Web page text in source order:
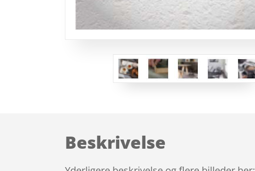
Beskrivelse